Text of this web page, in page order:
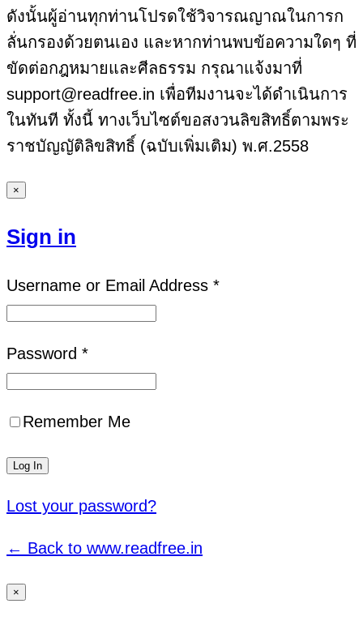
ดังนั้นผู้อ่านทุกท่านโปรดใช้วิจารณญาณในการก
ลั่นกรองด้วยตนเอง และหากท่านพบข้อความใดๆ ที่
ขัดต่อกฎหมายและศีลธรรม กรุณาแจ้งมาที่
support@readfree.in เพื่อทีมงานจะได้ดำเนินการ
ในทันที ทั้งนี้ ทางเว็บไซต์ขอสงวนลิขสิทธิ์ตามพระ
ราชบัญญัติลิขสิทธิ์ (ฉบับเพิ่มเติม) พ.ศ.2558
×
Sign in
Username or Email Address *
Password *
Remember Me
Lost your password?
← Back to www.readfree.in
×